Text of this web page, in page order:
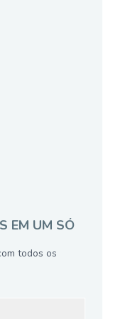
EM UM SÓ
todos os